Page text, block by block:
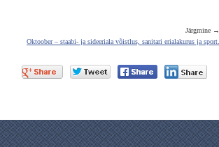
Järgmine →
Oktoober – staabi- ja sideeriala võistlus, sanitari erialakurus ja sport.